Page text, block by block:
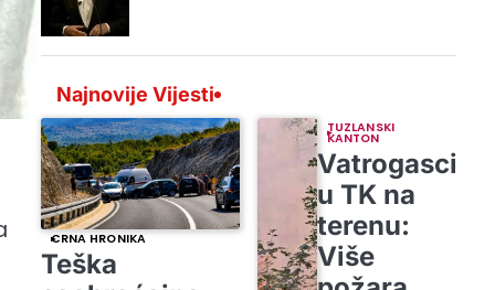
Najnovije Vijesti
CRNA HRONIKA
Teška
TUZLANSKI
KANTON
Vatrogasci
u TK na
terenu:
Više